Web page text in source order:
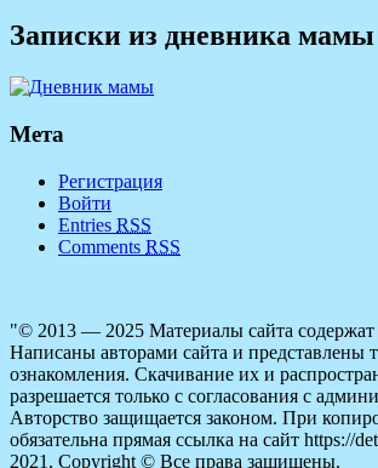
Записки из дневника мамы
Мета
Регистрация
Войти
Entries RSS
Comments RSS
"© 2013 — 2025 Материалы сайта
Написаны авторами сайта и представлены
ознакомления. Скачивание их и
разрешается только с согласования с
Авторство защищается законом. При
обязательна прямая ссылка на сайт https://
2021. Copyright © Все права защищены.